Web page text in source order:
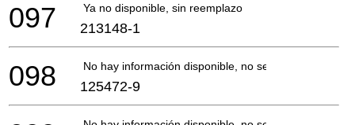
Ya no disponible, sin reemplazo
097 213148-1
No hay información disponible, no se puede pedir
098 125472-9